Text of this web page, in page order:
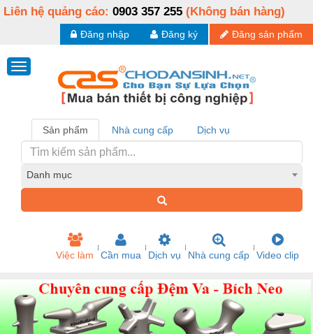
Liên hệ quảng cáo: 0903 357 255 (Không bán hàng)
Đăng sản phẩm
Đăng ký
Đăng nhập
Sản phẩm Nhà cung cấp Dịch vụ
Danh mục
Việc làm Cần mua Dịch vụ Nhà cung cấp Video clip